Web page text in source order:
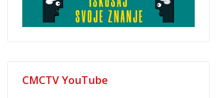
CMCTV YouTube